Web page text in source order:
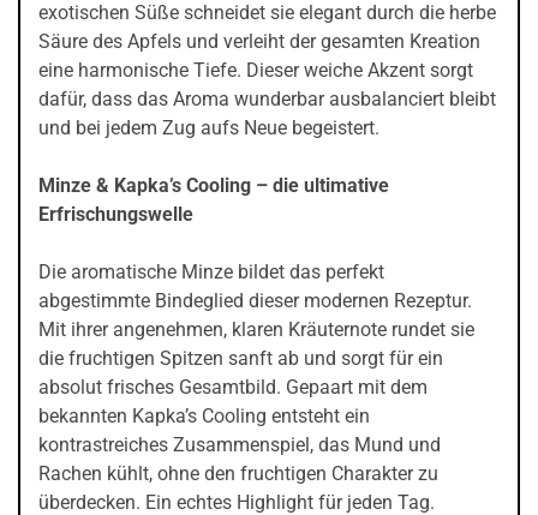
exotischen Süße schneidet sie elegant durch die herbe
Säure des Apfels und verleiht der gesamten Kreation
eine harmonische Tiefe. Dieser weiche Akzent sorgt
dafür, dass das Aroma wunderbar ausbalanciert bleibt
und bei jedem Zug aufs Neue begeistert.
Minze & Kapka’s Cooling – die ultimative
Erfrischungswelle
Die aromatische Minze bildet das perfekt
abgestimmte Bindeglied dieser modernen Rezeptur.
Mit ihrer angenehmen, klaren Kräuternote rundet sie
die fruchtigen Spitzen sanft ab und sorgt für ein
absolut frisches Gesamtbild. Gepaart mit dem
bekannten Kapka’s Cooling entsteht ein
kontrastreiches Zusammenspiel, das Mund und
Rachen kühlt, ohne den fruchtigen Charakter zu
überdecken. Ein echtes Highlight für jeden Tag.